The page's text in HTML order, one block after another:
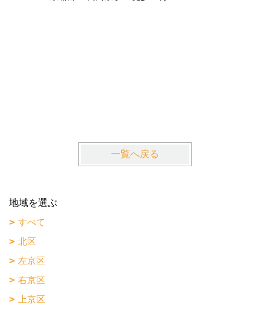
一覧へ戻る
地域を選ぶ
すべて
北区
左京区
右京区
上京区